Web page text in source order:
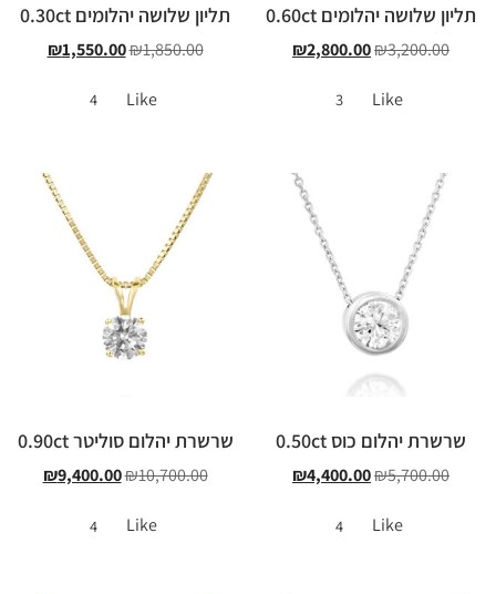
תליון שלושה יהלומים 0.60ct
₪3,200.00
₪2,800.00
Like
3
תליון שלושה יהלומים 0.30ct
₪1,850.00
₪1,550.00
Like
4
שרשרת יהלום כוס 0.50ct
₪5,700.00
₪4,400.00
Like
4
שרשרת יהלום סוליטר 0.90ct
₪10,700.00
₪9,400.00
Like
4